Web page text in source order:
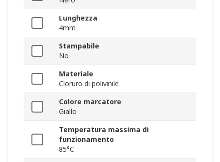
Lunghezza
4mm
Stampabile
No
Materiale
Cloruro di polivinile
Colore marcatore
Giallo
Temperatura massima di
funzionamento
85°C